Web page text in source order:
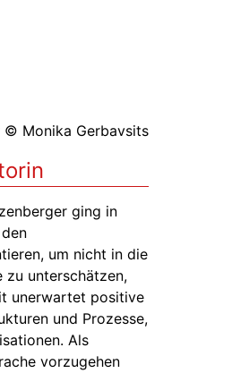
© Monika Gerbavsits
ging in
um nicht in die
zu unterschätzen,
unerwartet positive
und Prozesse,
Als
vorzugehen